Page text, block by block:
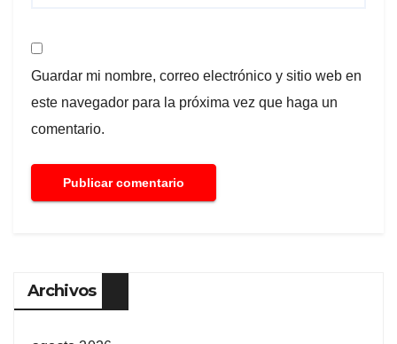
Guardar mi nombre, correo electrónico y sitio web en
este navegador para la próxima vez que haga un
comentario.
Archivos